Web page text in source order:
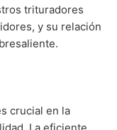
trituradores
y su relación
crucial en la